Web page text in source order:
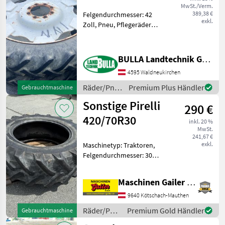
Gebrauchtmaschine
MwSt./Verm.
389,38 €
exkl.
Felgendurchmesser: 42
Zoll, Pneu, Pflegeräder
Lochkreis 275 mm +
passend zu Steyr Plus oder
80er Serie Räder/
BULLA Landtechnik GmbH Ersatzteile
4595 Waldneukirchen
Räder/Pneu/Felgen
/ Sonstige
Premium Plus Händler
Gebrauchtmaschine
Sonstige Pirelli
420/70R30
290 €
inkl. 20 %
MwSt.
241,67 €
exkl.
Maschinetyp: Traktoren,
Felgendurchmesser: 30
gebrauchten Traktorreifen
der Firma Pirelli
Gebrauchte
Ackerstollenreifen
Maschinen Gailer GmbH
9640 Kötschach-Mauthen
Räder/Pneu/Felgen
/ Sonstige
Premium Gold Händler